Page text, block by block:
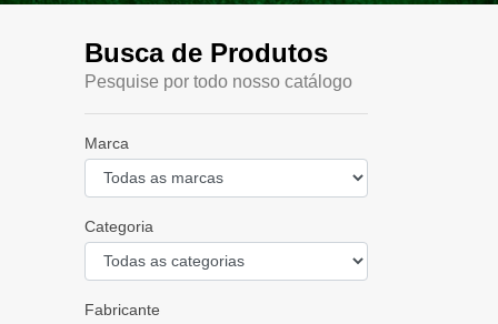
Busca de Produtos
Pesquise por todo nosso catálogo
Marca
Categoria
Fabricante